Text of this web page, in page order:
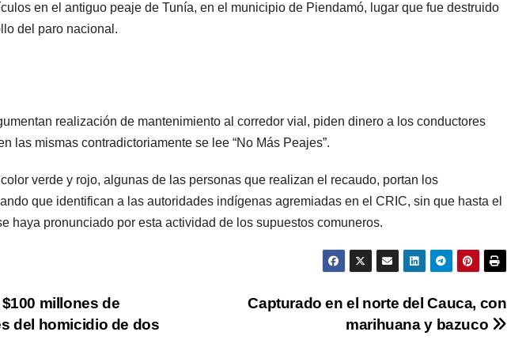
en el antiguo peaje de Tunía, en el municipio de Piendamó, lugar que fue destruido
del paro nacional.
realización de mantenimiento al corredor vial, piden dinero a los conductores
las mismas contradictoriamente se lee “No Más Peajes”.
verde y rojo, algunas de las personas que realizan el recaudo, portan los
que identifican a las autoridades indígenas agremiadas en el CRIC, sin que hasta el
haya pronunciado por esta actividad de los supuestos comuneros.
Capturado en el norte del Cauca, con
marihuana y bazuco
millones de
del homicidio de dos